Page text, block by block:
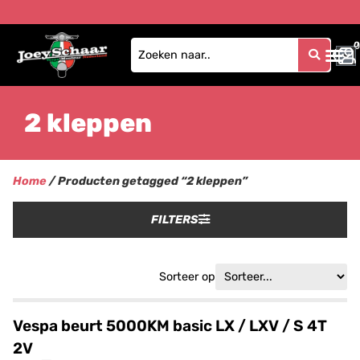
0
0
2 kleppen
Home/ Producten getagged “2 kleppen”
FILTERS
Sorteer op
Vespa beurt 5000KM basic LX / LXV / S 4T
2V